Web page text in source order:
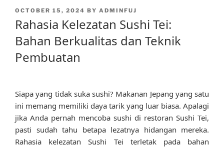
POSTED
OCTOBER 15, 2024 BY ADMINFUJ
Rahasia Kelezatan Sushi Tei:
Bahan Berkualitas dan Teknik
Pembuatan
Siapa yang tidak suka sushi? Makanan Jepang yang satu
ini memang memiliki daya tarik yang luar biasa. Apalagi
jika Anda pernah mencoba sushi di restoran Sushi Tei,
pasti sudah tahu betapa lezatnya hidangan mereka.
Rahasia kelezatan Sushi Tei terletak pada bahan